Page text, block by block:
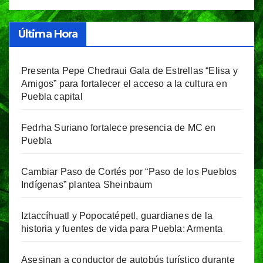
Última Hora
Presenta Pepe Chedraui Gala de Estrellas “Elisa y
Amigos” para fortalecer el acceso a la cultura en
Puebla capital
Fedrha Suriano fortalece presencia de MC en
Puebla
Cambiar Paso de Cortés por “Paso de los Pueblos
Indígenas” plantea Sheinbaum
Iztaccíhuatl y Popocatépetl, guardianes de la
historia y fuentes de vida para Puebla: Armenta
Asesinan a conductor de autobús turístico durante